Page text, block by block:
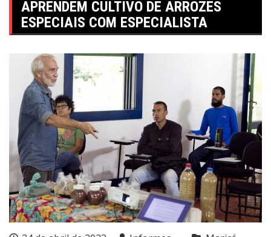
APRENDEM CULTIVO DE ARROZES
ESPECIAIS COM ESPECIALISTA